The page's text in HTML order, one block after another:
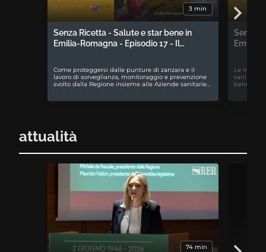
3 min
Senza Ricetta - Salute e star bene in
Emilia-Romagna - Episodio 17 - Il…
Come proteggersi dalle punture di zanzara e il
lavoro di sorveglianza, monitoraggio e prevenzione
svolto dalla Regione insieme alle Aziende sanitarie…
Senza
Emilia-
Le
sanitari
attualità
74 min